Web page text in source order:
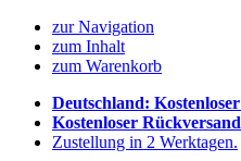
zur Navigation
zum Inhalt
zum Warenkorb
Deutschland:
Kostenloser Rückversand
Zustellung in 2 Werktagen.